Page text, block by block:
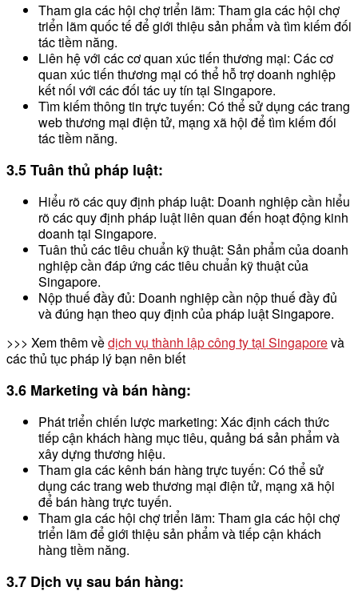
Tham gia các hội chợ triển lãm: Tham gia các hội chợ
triển lãm quốc tế để giới thiệu sản phẩm và tìm kiếm đối
tác tiềm năng.
Liên hệ với các cơ quan xúc tiến thương mại: Các cơ
quan xúc tiến thương mại có thể hỗ trợ doanh nghiệp
kết nối với các đối tác uy tín tại Singapore.
Tìm kiếm thông tin trực tuyến: Có thể sử dụng các trang
web thương mại điện tử, mạng xã hội để tìm kiếm đối
tác tiềm năng.
3.5 Tuân thủ pháp luật:
Hiểu rõ các quy định pháp luật: Doanh nghiệp cần hiểu
rõ các quy định pháp luật liên quan đến hoạt động kinh
doanh tại Singapore.
Tuân thủ các tiêu chuẩn kỹ thuật: Sản phẩm của doanh
nghiệp cần đáp ứng các tiêu chuẩn kỹ thuật của
Singapore.
Nộp thuế đầy đủ: Doanh nghiệp cần nộp thuế đầy đủ
và đúng hạn theo quy định của pháp luật Singapore.
>>> Xem thêm vềdịch vụ thành lập công ty tại Singaporevà
các thủ tục pháp lý bạn nên biết
3.6 Marketing và bán hàng:
Phát triển chiến lược marketing: Xác định cách thức
tiếp cận khách hàng mục tiêu, quảng bá sản phẩm và
xây dựng thương hiệu.
Tham gia các kênh bán hàng trực tuyến: Có thể sử
dụng các trang web thương mại điện tử, mạng xã hội
để bán hàng trực tuyến.
Tham gia các hội chợ triển lãm: Tham gia các hội chợ
triển lãm để giới thiệu sản phẩm và tiếp cận khách
hàng tiềm năng.
3.7 Dịch vụ sau bán hàng: